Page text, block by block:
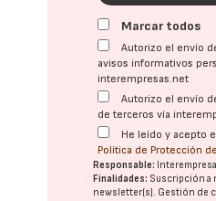
Marcar todos
Autorizo el envío
avisos informativos
interempresas.net
Autorizo el envío
de terceros vía
He leído y acepto
Política de Protección
Responsable:
Finalidades: Suscripción a
newsletter(s). Gestión de